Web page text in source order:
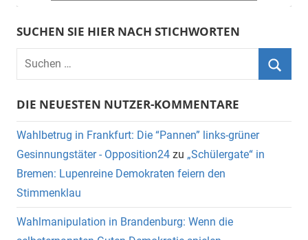
SUCHEN SIE HIER NACH STICHWORTEN
DIE NEUESTEN NUTZER-KOMMENTARE
Wahlbetrug in Frankfurt: Die “Pannen” links-grüner
Gesinnungstäter - Opposition24 zu „Schülergate“ in
Bremen: Lupenreine Demokraten feiern den
Stimmenklau
Wahlmanipulation in Brandenburg: Wenn die